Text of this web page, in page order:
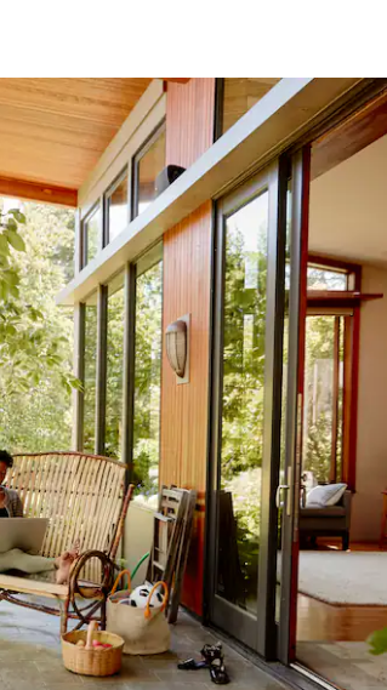
utforska genom att trycka eller svepa.